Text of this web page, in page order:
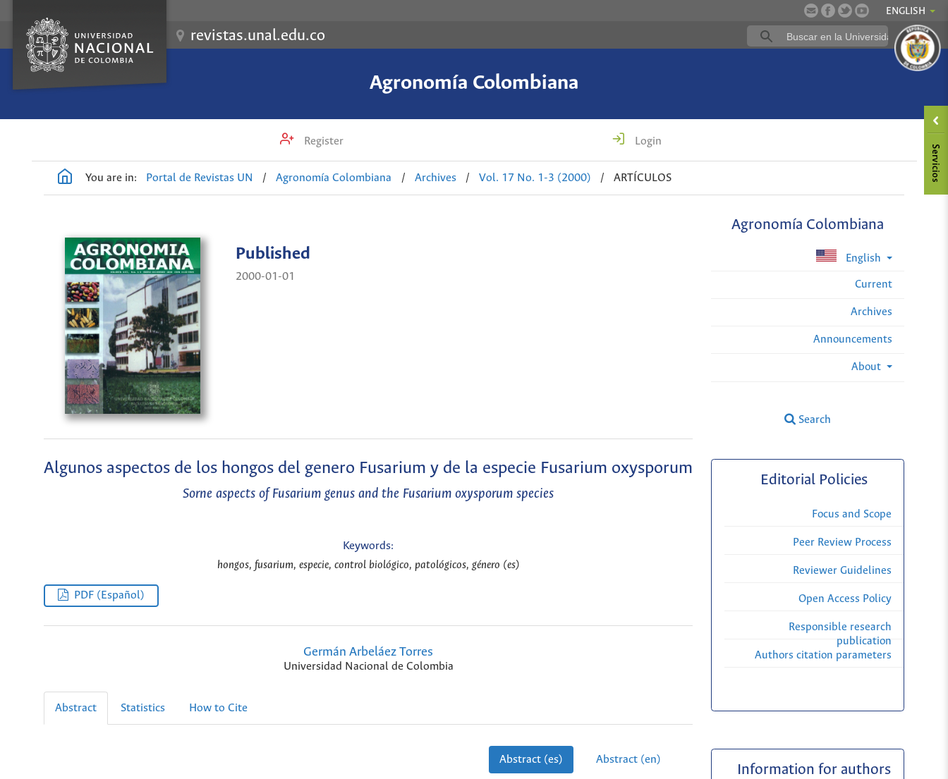
ENGLISH
revistas.unal.edu.co
Agronomía Colombiana
Register Login
You are in: Portal de Revistas UN / Agronomía Colombiana / Archives / Vol. 17 No. 1-3 (2000) / ARTÍCULOS
Agronomía Colombiana
English
Current
Archives
Announcements
About
Search
Published
2000-01-01
Algunos aspectos de los hongos del genero Fusarium y de la especie Fusarium oxysporum
Sorne aspects of Fusarium genus and the Fusarium oxysporum species
Keywords:
hongos, fusarium, especie, control biológico, patológicos, género (es)
PDF (Español)
Germán Arbeláez Torres
Universidad Nacional de Colombia
Abstract Statistics How to Cite
Abstract (es) Abstract (en)
Editorial Policies
Focus and Scope
Peer Review Process
Reviewer Guidelines
Open Access Policy
Responsible research
publication
Authors citation parameters
Information for authors